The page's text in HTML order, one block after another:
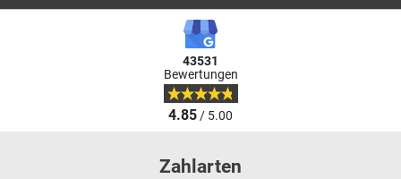
43531
Bewertungen
4.85/ 5.00
Zahlarten